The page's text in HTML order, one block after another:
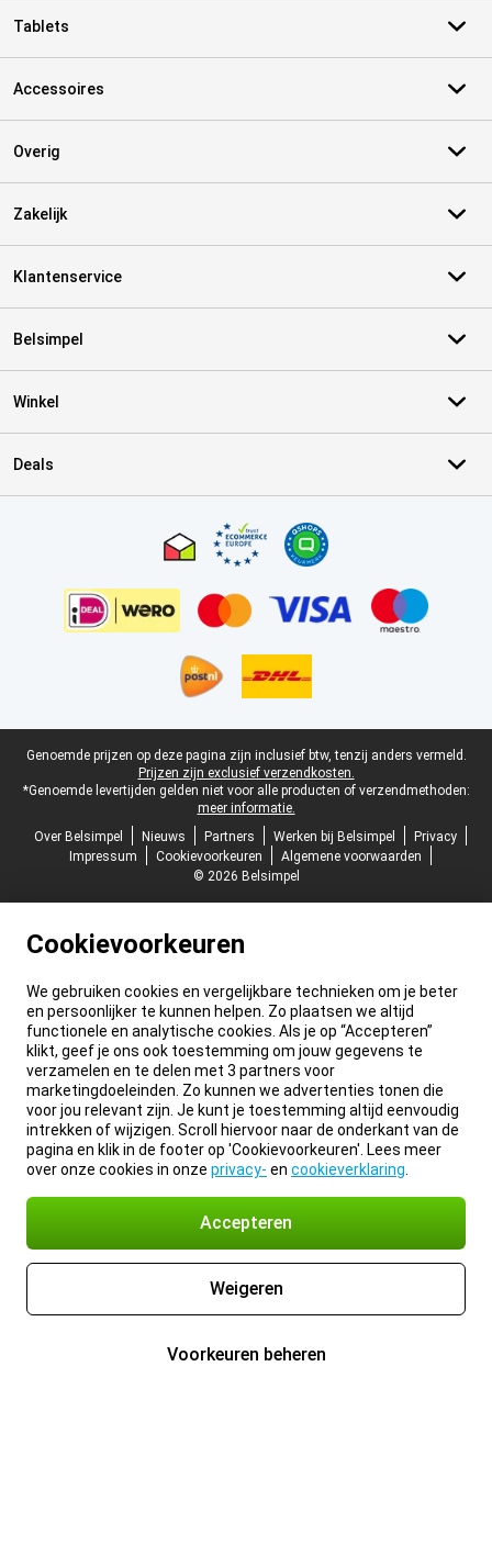
Tablets
Accessoires
Overig
Zakelijk
Klantenservice
Belsimpel
Winkel
Deals
Juridische voettekst
Genoemde prijzen op deze pagina zijn inclusief btw, tenzij anders vermeld.
Prijzen zijn exclusief verzendkosten.
*Genoemde levertijden gelden niet voor alle producten of verzendmethoden:
meer informatie.
Over Belsimpel
Nieuws Partners Werken bij Belsimpel
Privacy
Impressum
Cookievoorkeuren
Algemene voorwaarden
© 2026 Belsimpel
Cookievoorkeuren
We gebruiken cookies en vergelijkbare technieken om je beter
en persoonlijker te kunnen helpen. Zo plaatsen we altijd
functionele en analytische cookies. Als je op “Accepteren”
klikt, geef je ons ook toestemming om jouw gegevens te
verzamelen en te delen met 3 partners voor
marketingdoeleinden. Zo kunnen we advertenties tonen die
voor jou relevant zijn. Je kunt je toestemming altijd eenvoudig
intrekken of wijzigen. Scroll hiervoor naar de onderkant van de
pagina en klik in de footer op 'Cookievoorkeuren'. Lees meer
over onze cookies in onze privacy- en cookieverklaring
Accepteren
Weigeren
Voorkeuren beheren